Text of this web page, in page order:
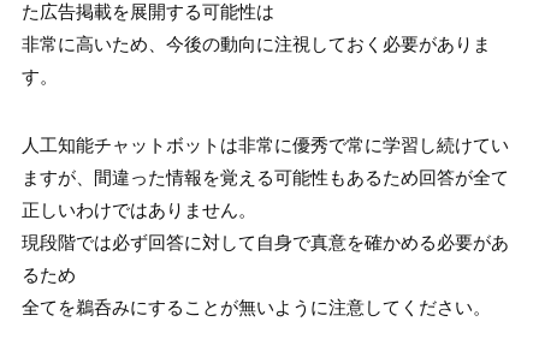
た広告掲載を展開する可能性は
非常に高いため、今後の動向に注視しておく必要がありま
す。
人工知能チャットボットは非常に優秀で常に学習し続けてい
ますが、間違った情報を覚える可能性もあるため回答が全て
正しいわけではありません。
現段階では必ず回答に対して自身で真意を確かめる必要があ
るため
全てを鵜呑みにすることが無いように注意してください。